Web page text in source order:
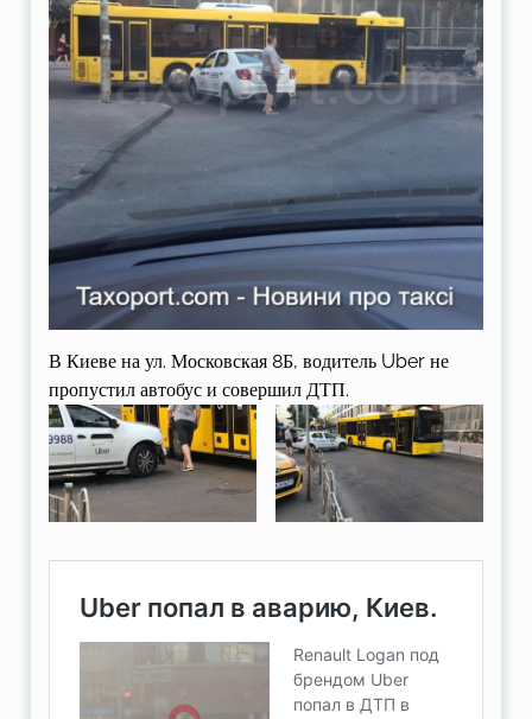
В Киеве на ул. Московская 8Б, водитель Uber не
пропустил автобус и совершил ДТП.